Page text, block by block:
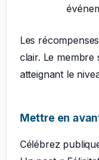
Les
clair. Le membre
atteignant le
Mettre en
Célébrez